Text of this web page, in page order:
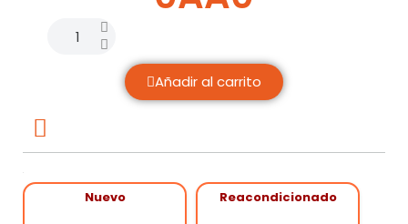
Añadir al carrito
Nuevo Reacondicionado